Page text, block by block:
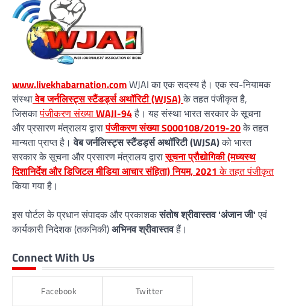
www.livekhabarnation.comWJAI का एक सदस्य है। एक स्व-नियामक
संस्थावेब जर्नलिस्ट्स स्टैंडर्ड्स अथॉरिटी (WJSA)के तहत पंजीकृत है,
जिसकापंजीकरण संख्याWAJI-94है। यह संस्था भारत सरकार के सूचना
और प्रसारण मंत्रालय द्वारापंजीकरण संख्या S000108/2019-20के तहत
मान्यता प्राप्त है।वेब जर्नलिस्ट्स स्टैंडर्ड्स अथॉरिटी (WJSA)को भारत
सरकार के सूचना और प्रसारण मंत्रालय द्वारासूचना प्रौद्योगिकी (मध्यस्थ
दिशानिर्देश और डिजिटल मीडिया आचार संहिता) नियम, 2021 के तहत पंजीकृत
किया गया है।
इस पोर्टल के प्रधान संपादक और प्रकाशकसंतोष श्रीवास्तव 'अंजान जी'एवं
कार्यकारी निदेशक (तकनिकी)अभिनव श्रीवास्तवहैं।
Connect With Us
Facebook Twitter